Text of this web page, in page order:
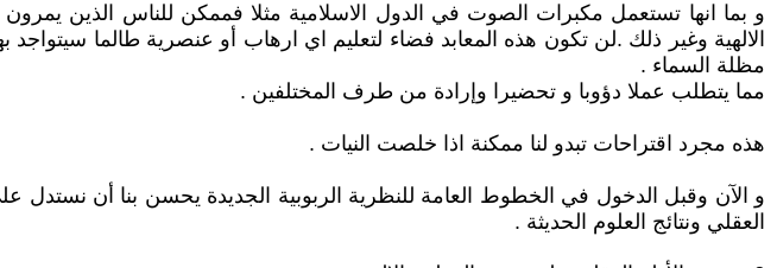
و بما انها تستعمل مكبرات الصوت في الدول الاسلامية مثلا فممكن للناس الذين
الالهية وغير ذلك .لن تكون هذه المعابد فضاء لتعليم اي ارهاب أو عنصرية طالما
مظلة السماء .
مما يتطلب عملا دؤوبا و تحضيرا وإرادة من طرف المختلفين .
هذه مجرد اقتراحات تبدو لنا ممكنة اذا خلصت النيات .
و الآن وقبل الدخول في الخطوط العامة للنظرية الربوبية الجديدة يحسن بنا أن نستدل
العقلي ونتائج العلوم الحديثة .